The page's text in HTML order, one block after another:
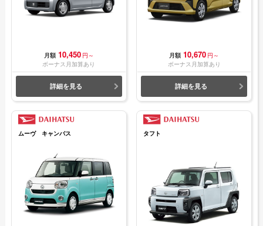
月額 10,450 円～
ボーナス月加算あり
詳細を見る
月額 10,670 円～
ボーナス月加算あり
詳細を見る
ムーヴ キャンバス タフト